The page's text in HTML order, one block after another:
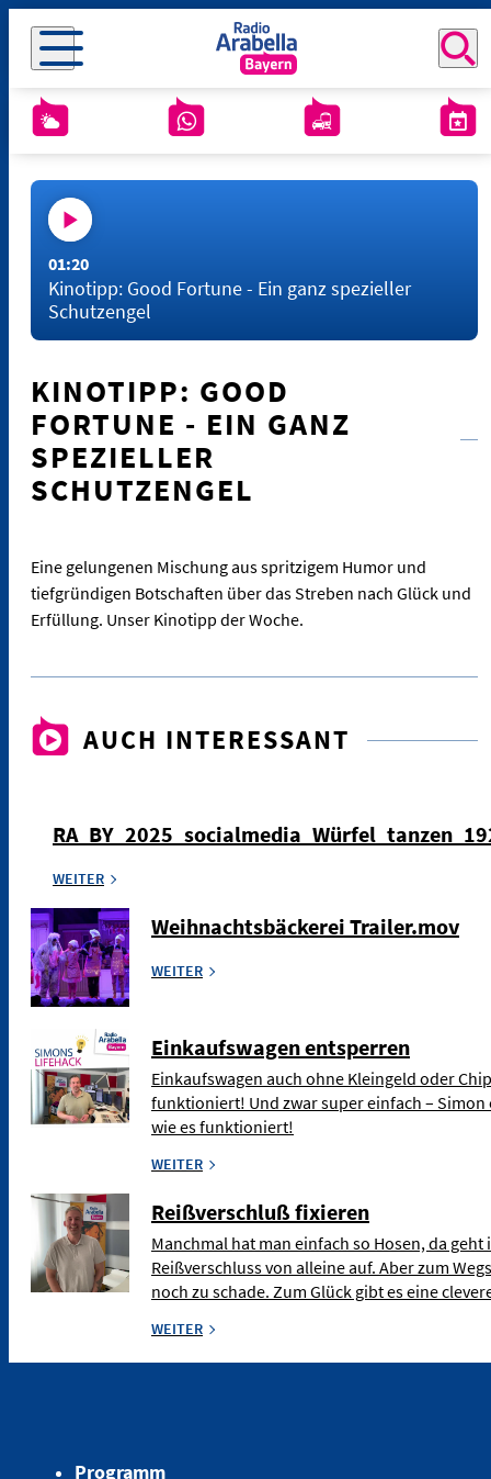
01:20
Kinotipp: Good Fortune - Ein ganz spezieller
Schutzengel
KINOTIPP: GOOD
FORTUNE - EIN GANZ
SPEZIELLER
SCHUTZENGEL
Eine gelungenen Mischung aus spritzigem Humor und
tiefgründigen Botschaften über das Streben nach Glück und
Erfüllung. Unser Kinotipp der Woche.
AUCH INTERESSANT
WEITER
Weihnachtsbäckerei Trailer.mov
WEITER
Einkaufswagen entsperren
Einkaufswagen auch ohne Kleingeld oder
funktioniert! Und zwar super einfach –
wie es funktioniert!
WEITER
Reißverschluß fixieren
Manchmal hat man einfach so Hosen, da
Reißverschluss von alleine auf. Aber zum
noch zu schade. Zum Glück gibt es eine
WEITER
Programm